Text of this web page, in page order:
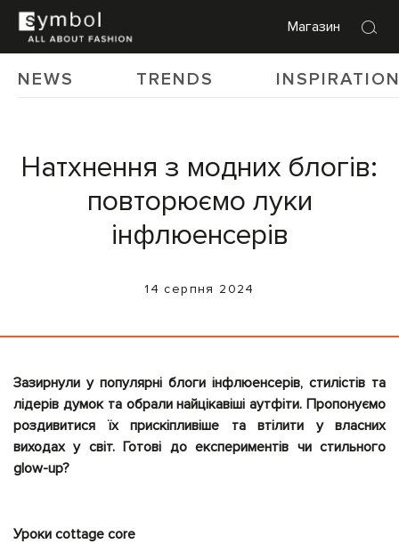
Магазин
NEWS TRENDS
Натхнення з модних блогів:
повторюємо луки
інфлюенсерів
14 серпня 2024
Зазирнули у популярні блоги інфлюенсерів, стилістів та
лідерів думок та обрали найцікавіші аутфіти. Пропонуємо
роздивитися їх прискіпливіше та втілити у власних
виходах у світ. Готові до експериментів чи стильного
glow-up?
Уроки cottage core